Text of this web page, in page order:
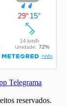
Telegrama
reservados.